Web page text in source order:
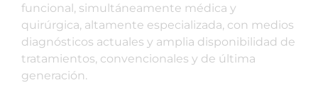
funcional, simultáneamente médica y
quirúrgica, altamente especializada, con medios
diagnósticos actuales y amplia disponibilidad de
tratamientos, convencionales y de última
generación.